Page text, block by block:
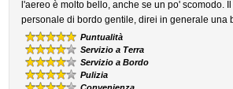
l'aereo è molto bello, anche se un po' scomodo.
personale di bordo gentile, direi in generale una
Puntualità
Servizio a Terra
Servizio a Bordo
Pulizia